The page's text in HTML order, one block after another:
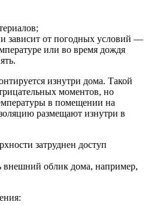
зависит от погодных условий —
или во время дождя
изнутри дома. Такой
моментов, но
в помещении на
размещают изнутри в
затруднен доступ
внешний облик дома, например,